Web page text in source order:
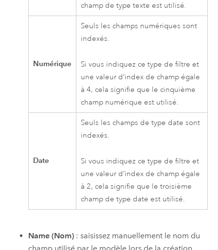
champ de type texte est utilisé.
Numérique
Seuls les champs numériques sont
indexés.
Si vous indiquez ce type de filtre et
une valeur d’index de champ égale
à 4, cela signifie que le cinquième
champ numérique est utilisé.
Date
Seuls les champs de type date sont
indexés.
Si vous indiquez ce type de filtre et
une valeur d’index de champ égale
à 2, cela signifie que le troisième
champ de type date est utilisé.
Name (Nom) : saisissez manuellement le nom du